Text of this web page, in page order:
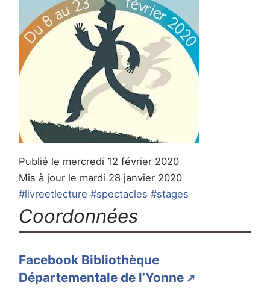
Publié le mercredi 12 février 2020
Mis à jour le mardi 28 janvier 2020
#livreetlecture #spectacles #stages
Coordonnées
Facebook Bibliothèque
Départementale de l’Yonne